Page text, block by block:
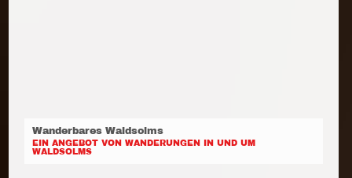
Wanderbares Waldsolms
EIN ANGEBOT VON WANDERUNGEN IN UND UM
WALDSOLMS